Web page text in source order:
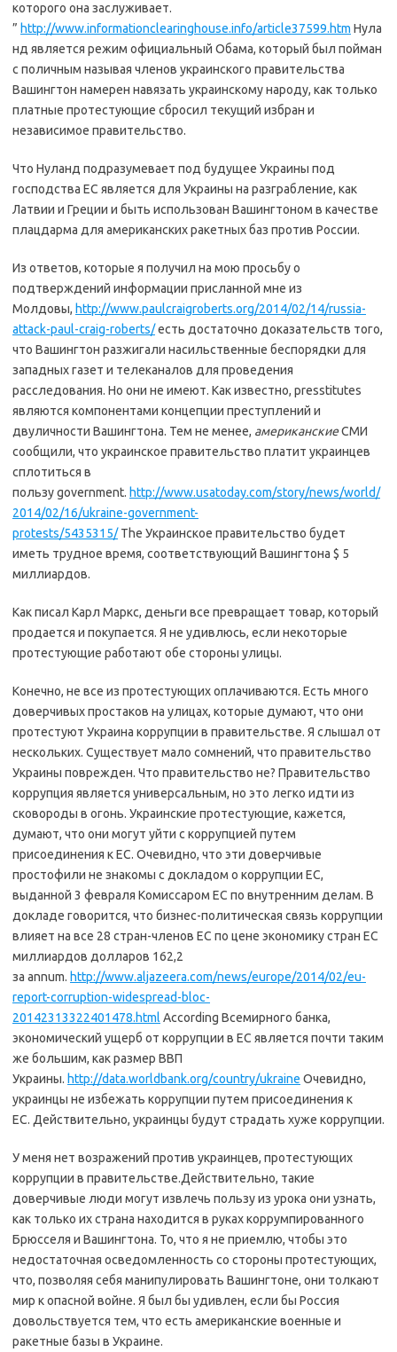
которого она заслуживает.
” http://www.informationclearinghouse.info/article37599.htm Нула
нд является режим официальный Обама, который был пойман
с поличным называя членов украинского правительства
Вашингтон намерен навязать украинскому народу, как только
платные протестующие сбросил текущий избран и
независимое правительство.
Что Нуланд подразумевает под будущее Украины под
господства ЕС является для Украины на разграбление, как
Латвии и Греции и быть использован Вашингтоном в качестве
плацдарма для американских ракетных баз против России.
Из ответов, которые я получил на мою просьбу о
подтверждений информации присланной мне из
Молдовы, http://www.paulcraigroberts.org/2014/02/14/russia-
attack-paul-craig-roberts/есть достаточно доказательств того,
что Вашингтон разжигали насильственные беспорядки для
западных газет и телеканалов для проведения
расследования. Но они не имеют. Как известно, presstitutes
являются компонентами концепции преступлений и
двуличности Вашингтона. Тем не менее, американскиеСМИ
сообщили, что украинское правительство платит украинцев
сплотиться в
пользу government. http://www.usatoday.com/story/news/world/
2014/02/16/ukraine-government-
protests/5435315/The Украинское правительство будет
иметь трудное время, соответствующий Вашингтона $ 5
миллиардов.
Как писал Карл Маркс, деньги все превращает товар, который
продается и покупается. Я не удивлюсь, если некоторые
протестующие работают обе стороны улицы.
Конечно, не все из протестующих оплачиваются. Есть много
доверчивых простаков на улицах, которые думают, что они
протестуют Украина коррупции в правительстве. Я слышал от
нескольких. Существует мало сомнений, что правительство
Украины поврежден. Что правительство не? Правительство
коррупция является универсальным, но это легко идти из
сковороды в огонь. Украинские протестующие, кажется,
думают, что они могут уйти с коррупцией путем
присоединения к ЕС. Очевидно, что эти доверчивые
простофили не знакомы с докладом о коррупции ЕС,
выданной 3 февраля Комиссаром ЕС по внутренним делам. В
докладе говорится, что бизнес-политическая связь коррупции
влияет на все 28 стран-членов ЕС по цене экономику стран ЕС
миллиардов долларов 162,2
за annum. http://www.aljazeera.com/news/europe/2014/02/eu-
report-corruption-widespread-bloc-
20142313322401478.html According Всемирного банка,
экономический ущерб от коррупции в ЕС является почти таким
же большим, как размер ВВП
Украины. http://data.worldbank.org/country/ukraine Очевидно,
украинцы не избежать коррупции путем присоединения к
ЕС. Действительно, украинцы будут страдать хуже коррупции.
У меня нет возражений против украинцев, протестующих
коррупции в правительстве.Действительно, такие
доверчивые люди могут извлечь пользу из урока они узнать,
как только их страна находится в руках коррумпированного
Брюсселя и Вашингтона. То, что я не приемлю, чтобы это
недостаточная осведомленность со стороны протестующих,
что, позволяя себя манипулировать Вашингтоне, они толкают
мир к опасной войне. Я был бы удивлен, если бы Россия
довольствуется тем, что есть американские военные и
ракетные базы в Украине.